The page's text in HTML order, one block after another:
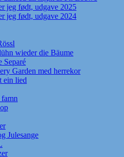
jeg født, udgave 2025
jeg født, udgave 2024
wieder die Bäume
Separé
Garden med herrekor
ein lied
Julesange